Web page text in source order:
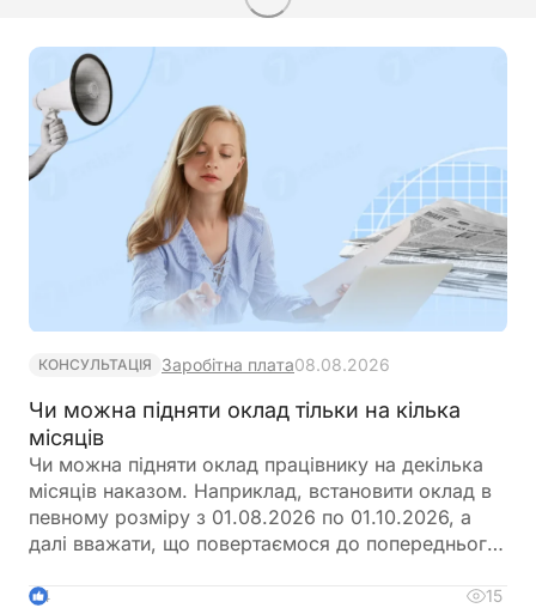
КОНСУЛЬТАЦІЯ Заробітна плата08.08.2026
Чи можна підняти оклад тільки на кілька
місяців
Чи можна підняти оклад працівнику на декілька
місяців наказом. Наприклад, встановити оклад в
певному розміру з 01.08.2026 по 01.10.2026, а
далі вважати, що повертаємося до попереднього
4
15